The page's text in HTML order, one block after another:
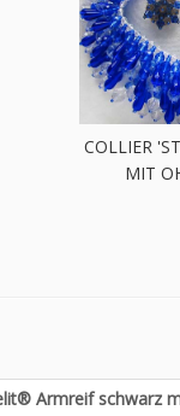
COLLIER
MIT
Armreif schwarz